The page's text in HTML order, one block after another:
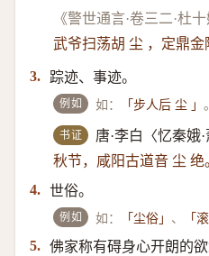
《警世通言·卷三二·杜
武爷扫荡胡 尘 ，定鼎金
3. 踪迹、事迹。
例如 如： 「步人后 尘 」。
书证 唐·李白〈忆秦娥·
秋节，咸阳古道音 尘 绝
4. 世俗。
例如 如： 「尘俗」 、 「
5. 佛家称有碍身心开朗的